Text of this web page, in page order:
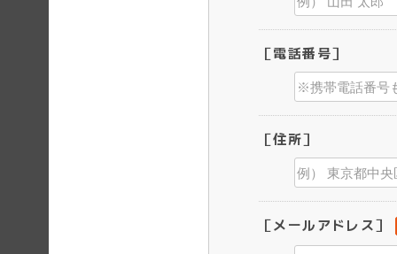
［電話番号］
［住所］
［メールアドレス］